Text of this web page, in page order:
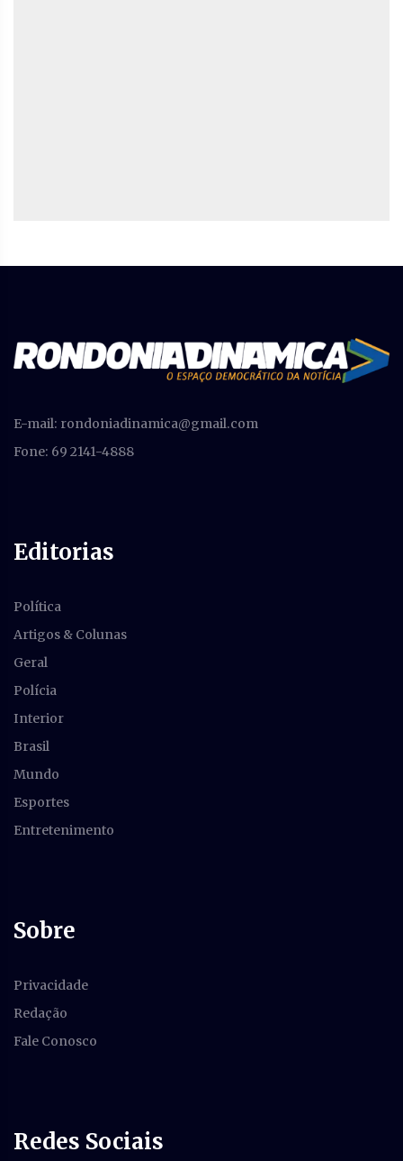
E-mail: rondoniadinamica@gmail.com
Fone: 69 2141-4888
Editorias
Política
Artigos & Colunas
Geral
Polícia
Interior
Brasil
Mundo
Esportes
Entretenimento
Sobre
Privacidade
Redação
Fale Conosco
Redes Sociais